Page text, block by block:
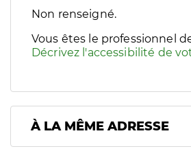
Filtres
Sélectionnez un ou plusieurs
Non renseigné.
Vous êtes le professionnel
Décrivez l'accessibilité de
À LA MÊME ADRESSE